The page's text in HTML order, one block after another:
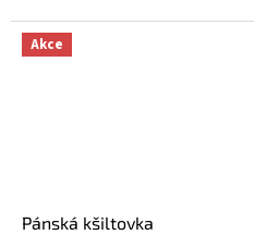
Akce
Pánská kšiltovka